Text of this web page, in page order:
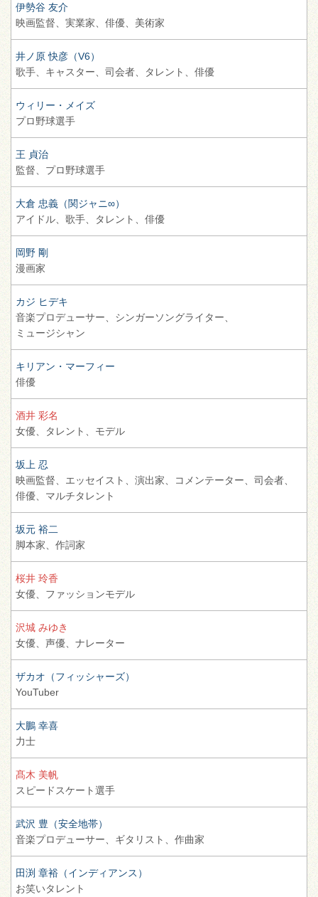
伊勢谷 友介
映画監督、 実業家、 俳優、 美術家
井ノ原 快彦（V6）
歌手、 キャスター、 司会者、 タレント、 俳優
ウィリー・メイズ
プロ野球選手
王 貞治
監督、 プロ野球選手
大倉 忠義（関ジャニ∞）
アイドル、 歌手、 タレント、 俳優
岡野 剛
漫画家
カジ ヒデキ
音楽プロデューサー、 シンガーソングライター、
ミュージシャン
キリアン・マーフィー
俳優
酒井 彩名
女優、
タレント、 モデル
坂上 忍
映画監督、 エッセイスト、 演出家、 コメンテーター、 司会者、
俳優、 マルチタレント
坂元 裕二
脚本家、 作詞家
桜井 玲香
女優、 ファッションモデル
沢城 みゆき
女優、 声優、 ナレーター
ザカオ（フィッシャーズ）
YouTuber
大鵬 幸喜
力士
髙木 美帆
スピードスケート選手
武沢 豊（安全地帯）
音楽プロデューサー、 ギタリスト、 作曲家
田渕 章裕（インディアンス）
お笑いタレント